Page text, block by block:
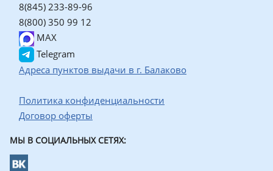
8(845) 233-89-96
8(800) 350 99 12
MAX
Telegram
Адреса пунктов выдачи в г. Балаково
Политика конфиденциальности
Договор оферты
МЫ В СОЦИАЛЬНЫХ СЕТЯХ: